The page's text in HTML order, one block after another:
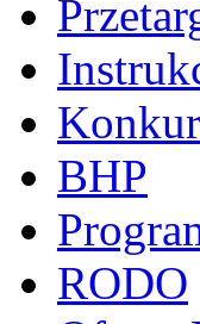
BHP
RODO